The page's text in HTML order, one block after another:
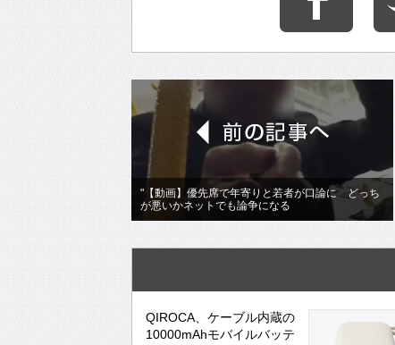
"【動画】優先席で年寄りと若者が口論に どっち
が悪いかネットでも論争になる
QIROCA、ケーブル内蔵の
10000mAhモバイルバッテ